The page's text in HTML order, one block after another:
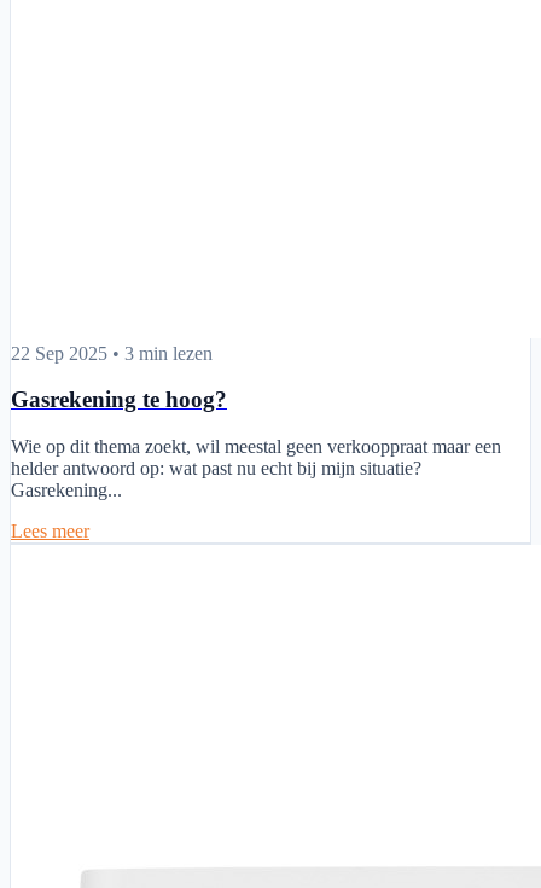
Gasrekening te hoog?
22 Sep 2025 • 3 min lezen
Gasrekening te hoog?
Wie op dit thema zoekt, wil meestal geen verkooppraat maar een
helder antwoord op: wat past nu echt bij mijn situatie?
Gasrekening...
Lees meer